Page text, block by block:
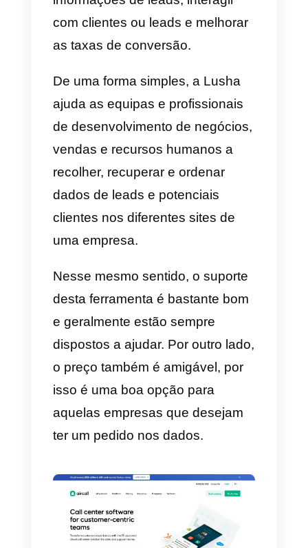
3) LinkedIn
LinkedIné uma rede social muito
interessante. Isso porque foi
criado para que empresários e
funcionários pudessem ter um
espaço ideal para compartilhar
informações educacionais,
oportunidades de trabalho e
relacionamento entre os
profissionais.
Uma grande característica disso
especiais para prospecção,
venda, marketing e construção
relacionamentos. Isso é de